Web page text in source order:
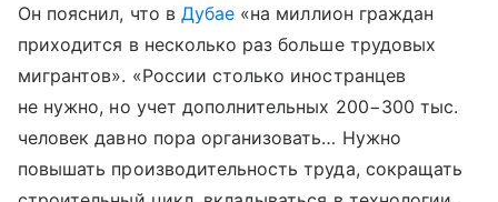
Он пояснил, что в Дубае «на миллион граждан
приходится в несколько раз больше трудовых
мигрантов». «России столько иностранцев
не нужно, но учет дополнительных 200−300 тыс.
человек давно пора организовать… Нужно
повышать производительность труда, сокращать